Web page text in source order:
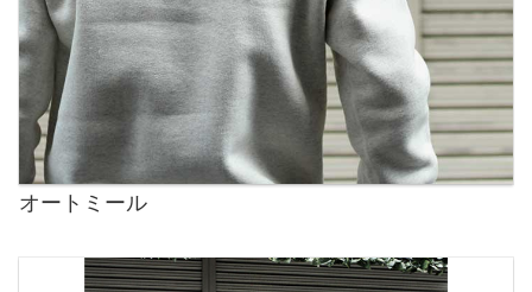
オートミール